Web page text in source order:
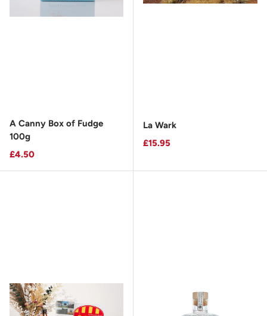
A Canny Box of Fudge
100g
Prix habituel
£4.50
La Wark
Prix habituel
£15.95